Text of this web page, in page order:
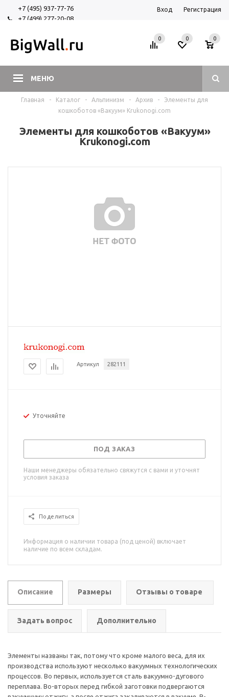
+7 (495) 937-77-76
+7 (499) 277-20-08
Вход Регистрация
МЕНЮ
0 0
0
Главная - Каталог - Альпинизм - Архив -
Элементы для
кошкоботов «Вакуум» Krukonogi.com
Элементы для кошкоботов «Вакуум»
Krukonogi.com
Артикул 282111
Уточняйте
ПОД ЗАКАЗ
Наши менеджеры обязательно свяжутся с вами и уточнят
условия заказа
Поделиться
Информация о наличии товара (под ценой) включает
наличие по всем складам.
Описание Размеры Отзывы о товаре
Задать вопрос Дополнительно
Элементы названы так, потому что кроме малого веса, для их
производства используют несколько вакуумных технологических
процессов. Во первых, используется сталь вакуумно-дугового
переплава. Во-вторых перед гибкой заготовки подвергаются